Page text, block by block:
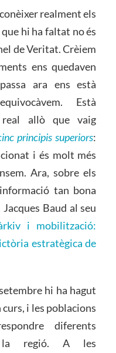
realment els
hi ha faltat no és
de Veritat. Crèiem
ens quedaven
ara ens està
Està
allò que vaig
principis superiors:
i és molt més
Ara, sobre els
tan bona
Baud al seu
i mobilització:
estratègica de
hi ha hagut
i les poblacions
diferents
la regió. A les